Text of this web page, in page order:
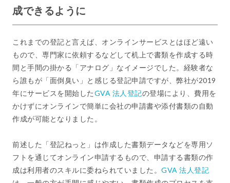
成できるように
これまでの登記と言えば、オンラインサービスとはほど遠い
もので、専門家に依頼するなどして机上で書類を作成する時
間と手間の掛かる「アナログ」なイメージでした。経験者な
ら誰もが「面倒臭い」と感じる登記申請ですが、弊社が2019
年にサービスを開始したGVA 法人登記の登場により、費用を
かけずにオンラインで簡単に会社の申請書や添付書類の自動
作成が可能となりました。
前述した「登記ねっと」は作成した書類データなどを専用ソ
フトを通じてオンライン申請するもので、申請する書類の作
成は利用者のスキルに委ねられていました。 GVA 法人登記